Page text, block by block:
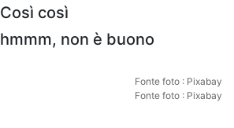
Così così
hmmm, non è buono
Fonte foto : Pixabay
Fonte foto : Pixabay